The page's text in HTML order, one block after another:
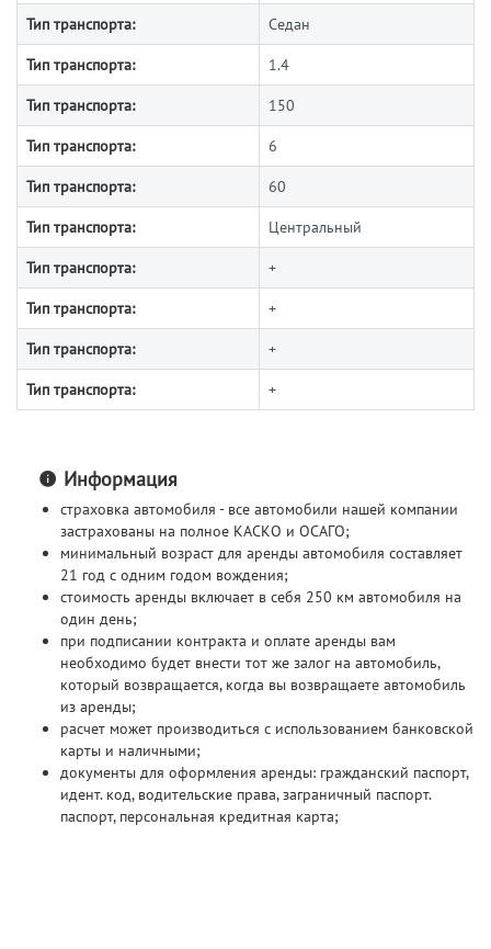
Тип транспорта: Седан
Тип транспорта: 1.4
Тип транспорта: 150
Тип транспорта: 6
Тип транспорта: 60
Тип транспорта: Центральный
Тип транспорта: +
Тип транспорта: +
Тип транспорта: +
Тип транспорта: +
Информация
страховка автомобиля - все автомобили нашей компании
застрахованы на полное КАСКО и ОСАГО;
минимальный возраст для аренды автомобиля составляет
21 год с одним годом вождения;
стоимость аренды включает в себя 250 км автомобиля на
один день;
при подписании контракта и оплате аренды вам
необходимо будет внести тот же залог на автомобиль,
который возвращается, когда вы возвращаете автомобиль
из аренды;
расчет может производиться с использованием банковской
карты и наличными;
документы для оформления аренды: гражданский паспорт,
идент. код, водительские права, заграничный паспорт.
паспорт, персональная кредитная карта;